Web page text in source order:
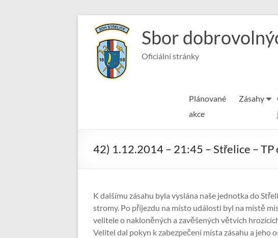
content
Sbor
Oficiální stránky
Plánované
akce
Zásahy
42) 1.12.2014 – 21:45 – Střelice –
K dalšímu zásahu byla vyslána naše jednotka do
stromy. Po příjezdu na místo události byl na místě
velitele o nakloněných a zavěšených větvích
Velitel dal pokyn k zabezpečení místa zásahu a jeho